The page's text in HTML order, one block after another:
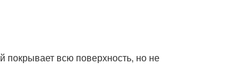
покрывает всю поверхность, но не